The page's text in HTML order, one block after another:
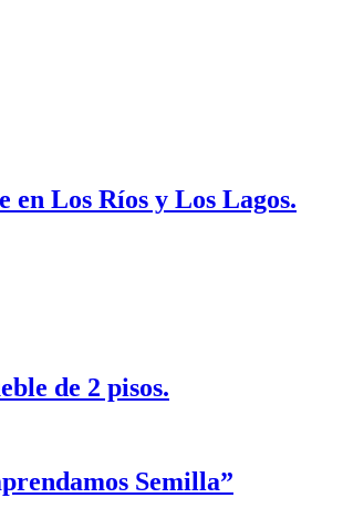
en Los Ríos y Los Lagos.
de 2 pisos.
Semilla”